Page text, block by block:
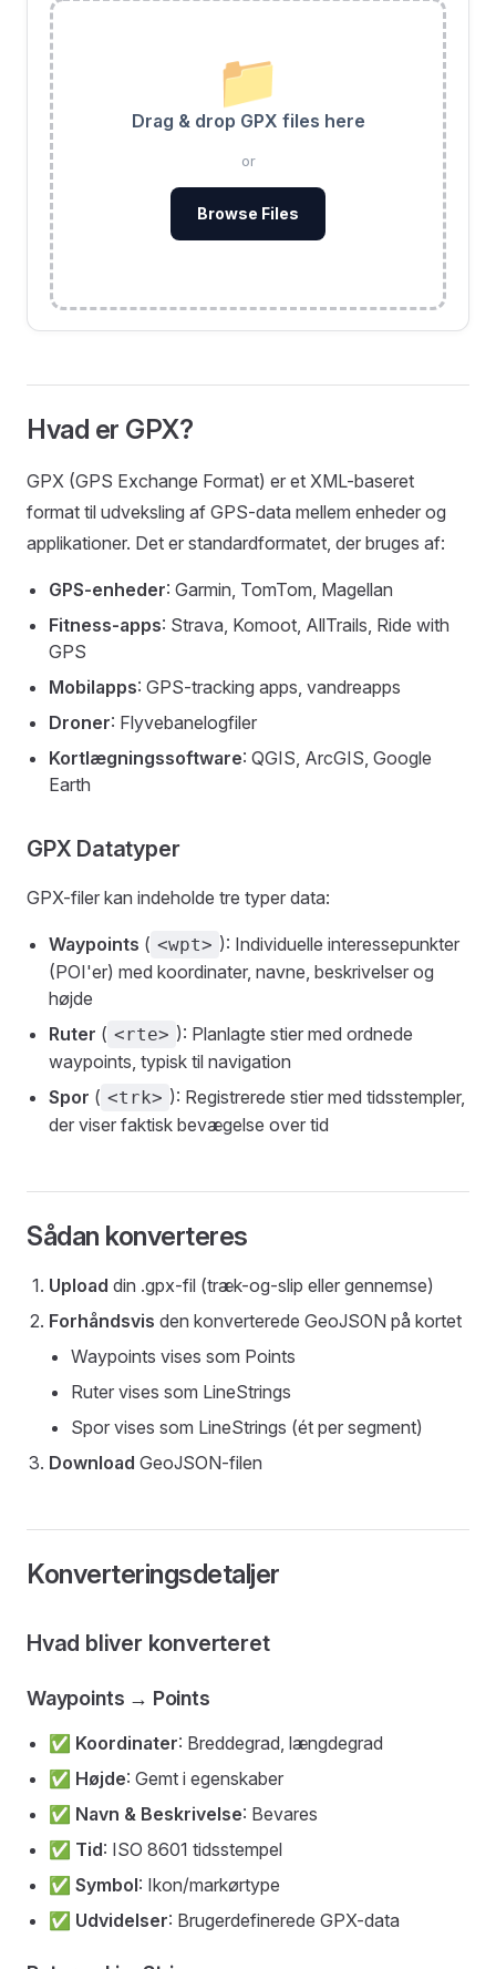
📁
Drag & drop GPX files here
or
Browse Files
Hvad er GPX?
GPX (GPS Exchange Format) er et XML-baseret
format til udveksling af GPS-data mellem enheder og
applikationer. Det er standardformatet, der bruges af:
GPS-enheder: Garmin, TomTom, Magellan
Fitness-apps: Strava, Komoot, AllTrails, Ride with
GPS
Mobilapps: GPS-tracking apps, vandreapps
Droner: Flyvebanelogfiler
Kortlægningssoftware: QGIS, ArcGIS, Google
Earth
GPX Datatyper
GPX-filer kan indeholde tre typer data:
Waypoints ( <wpt> ): Individuelle interessepunkter
(POI'er) med koordinater, navne, beskrivelser og
højde
Ruter ( <rte> ): Planlagte stier med ordnede
waypoints, typisk til navigation
Spor ( <trk> ): Registrerede stier med tidsstempler,
der viser faktisk bevægelse over tid
Sådan konverteres
Upload din .gpx-fil (træk-og-slip eller gennemse)
Forhåndsvis den konverterede GeoJSON på kortet
Waypoints vises som Points
Ruter vises som LineStrings
Spor vises som LineStrings (ét per segment)
Download GeoJSON-filen
Konverteringsdetaljer
Hvad bliver konverteret
Waypoints → Points
✅ Koordinater: Breddegrad, længdegrad
✅ Højde: Gemt i egenskaber
✅ Navn & Beskrivelse: Bevares
✅ Tid: ISO 8601 tidsstempel
✅ Symbol: Ikon/markørtype
✅ Udvidelser: Brugerdefinerede GPX-data